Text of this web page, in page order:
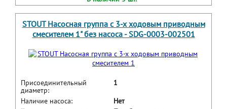
STOUT Насосная группа с 3-х ходовым приводным
смесителем 1" без насоса - SDG-0003-002501
Присоединительный
диаметр:
1
Наличие насоса:
Нет